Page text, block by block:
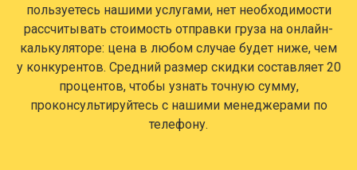
пользуетесь нашими услугами, нет необходимости
рассчитывать стоимость отправки груза на онлайн-
калькуляторе: цена в любом случае будет ниже, чем
у конкурентов. Средний размер скидки составляет 20
процентов, чтобы узнать точную сумму,
проконсультируйтесь с нашими менеджерами по
телефону.